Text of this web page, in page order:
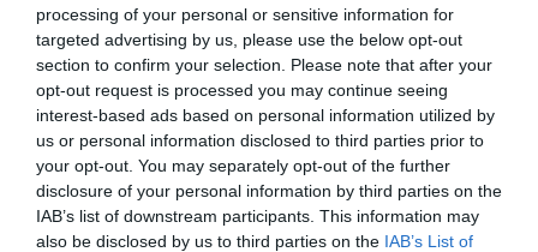
processing of your personal or sensitive information for
targeted advertising by us, please use the below opt-out
section to confirm your selection. Please note that after your
opt-out request is processed you may continue seeing
interest-based ads based on personal information utilized by
us or personal information disclosed to third parties prior to
your opt-out. You may separately opt-out of the further
disclosure of your personal information by third parties on the
IAB’s list of downstream participants. This information may
also be disclosed by us to third parties on the IAB’s List of